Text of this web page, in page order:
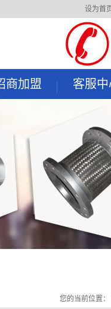
设为首
商加盟 客服
应用领域
定货流
下载中
您的当前位置：